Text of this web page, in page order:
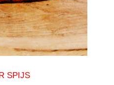
SPIJS